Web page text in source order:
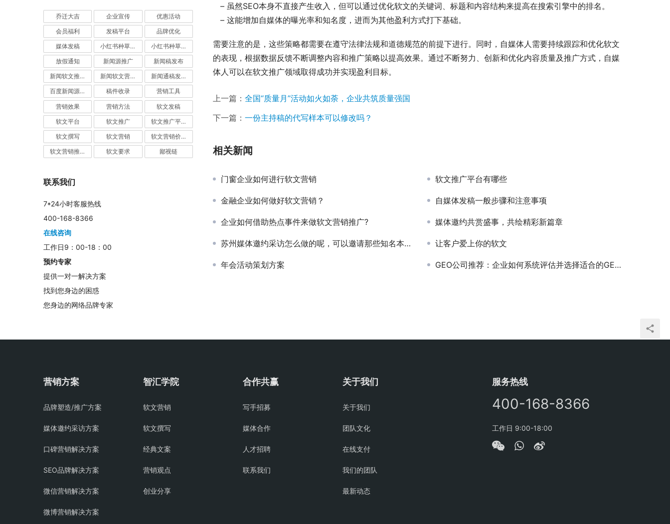
   – 虽然SEO本身不直接产生收入，但可以通过优化软文的关键词、标题和内容结构来提高在搜索引擎中的排名。
   – 这能增加自媒体的曝光率和知名度，进而为其他盈利方式打下基础。
需要注意的是，这些策略都需要在遵守法律法规和道德规范的前提下进行。同时，自媒体人需要持续跟踪和优化软文
的表现，根据数据反馈不断调整内容和推广策略以提高效果。通过不断努力、创新和优化内容质量及推广方式，自媒
体人可以在软文推广领域取得成功并实现盈利目标。
上一篇： 全国“质量月”活动如火如荼，企业共筑质量强国
下一篇： 一份主持稿的代写样本可以修改吗？
相关新闻
门窗企业如何进行软文营销 软文推广平台有哪些
金融企业如何做好软文营销？ 自媒体发稿一般步骤和注意事项
企业如何借助热点事件来做软文营销推广? 媒体邀约共赏盛事，共绘精彩新篇章
苏州媒体邀约采访怎么做的呢，可以邀请那些知名本地媒体呢 让客户爱上你的软文
年会活动策划方案 GEO公司推荐：企业如何系统评估并选择适合的GEO服务商
乔迁大吉 企业宣传 优惠活动
会员福利 发稿平台 品牌优化
媒体发稿 小红书种草推广 小红书种草营销
放假通知 新闻源推广 新闻稿发布
新闻软文推广发稿 新闻软文营销推广 新闻通稿发布推广
百度新闻源发布 稿件收录 营销工具
营销效果 营销方法 软文发稿
软文平台 软文推广 软文推广平台
软文撰写 软文营销 软文营销价值
软文营销推广 软文要求 鄙视链
联系我们
7*24小时客服热线
400-168-8366
在线咨询
工作日9：00-18：00
预约专家
提供一对一解决方案
找到您身边的困惑
您身边的网络品牌专家
营销方案
品牌塑造/推广方案
媒体邀约采访方案
口碑营销解决方案
SEO品牌解决方案
微信营销解决方案
微博营销解决方案
智汇学院
软文营销
软文撰写
经典文案
营销观点
创业分享
合作共赢
写手招募
媒体合作
人才招聘
联系我们
关于我们
关于我们
团队文化
在线支付
我们的团队
最新动态
服务热线
400-168-8366
工作日 9:00-18:00